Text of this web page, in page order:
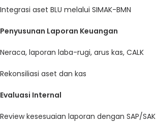
Integrasi aset BLU melalui SIMAK-BMN
Penyusunan Laporan Keuangan
Neraca, laporan laba-rugi, arus kas, CALK
Rekonsiliasi aset dan kas
Evaluasi Internal
Review kesesuaian laporan dengan SAP/SAK